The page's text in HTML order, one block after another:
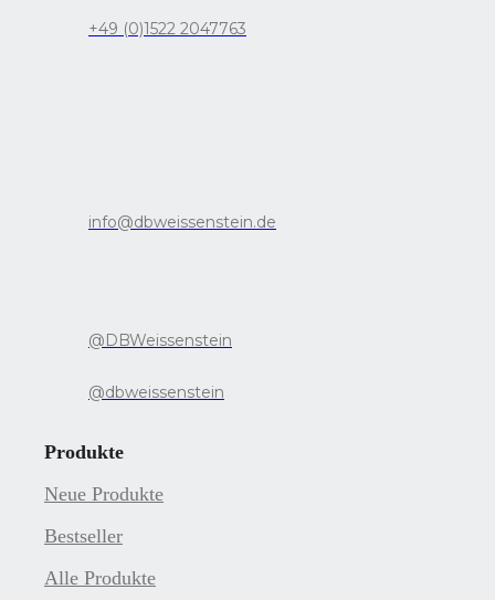
+49 (0)1522 2047763
info@dbweissenstein.de
@DBWeissenstein
@dbweissenstein
Produkte
Neue Produkte
Bestseller
Alle Produkte